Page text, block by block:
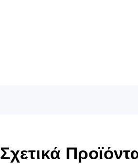
Σχετικά